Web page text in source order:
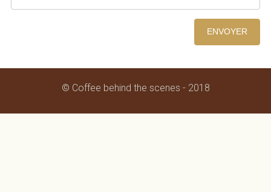
ENVOYER
© Coffee behind the scenes - 2018